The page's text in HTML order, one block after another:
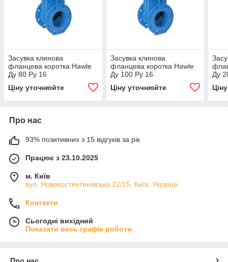
Засувка клинова
фланцева коротка Hawle
Ду 80 Ру 16
Ціну уточнюйте
Засувка клинова
фланцева коротка Hawle
Ду 100 Ру 16
Ціну уточнюйте
Ду
Про нас
93% позитивних з 15 відгуків за рік
Працює з 23.10.2025
м. Київ
вул. Новокостянтинівська 22/15, Київ, Україна
Контакти
Сьогодні вихідний
Показати весь графік роботи